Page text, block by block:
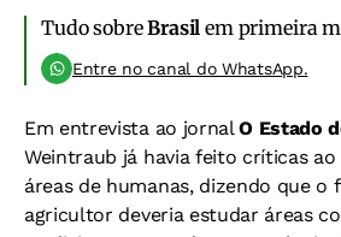
Tudo sobreBrasil em primeira
Entre no canal do WhatsApp.
Em entrevista ao jornalO Estado
Weintraub já havia feito críticas
áreas de humanas, dizendo que o
agricultor deveria estudar áreas